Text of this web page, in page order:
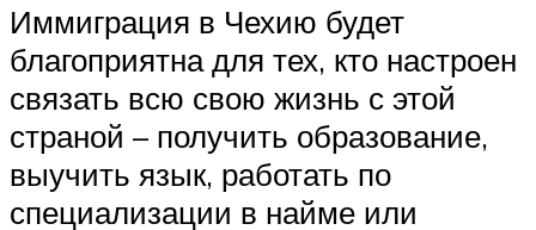
Иммиграция в Чехию будет
благоприятна для тех, кто настроен
связать всю свою жизнь с этой
страной – получить образование,
выучить язык, работать по
специализации в найме или